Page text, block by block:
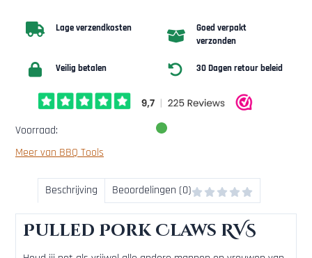
Lage verzendkosten
Goed verpakt
verzonden
Veilig betalen 30 Dagen retour beleid
Voorraad:
Meer van BBQ Tools
Beschrijving Beoordelingen (0)
Pulled Pork Claws RVS